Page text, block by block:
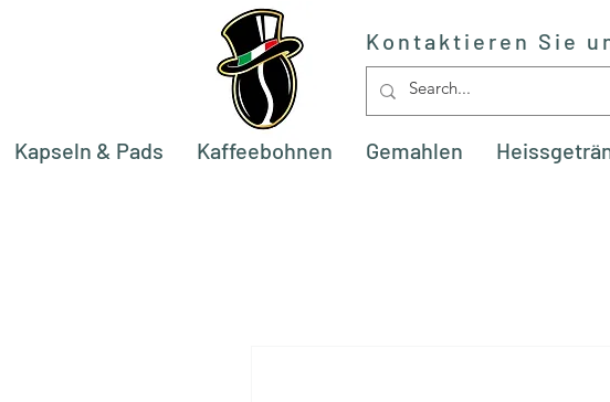
Kontaktieren Sie
Kapseln & Pads Kaffeebohnen Gemahlen